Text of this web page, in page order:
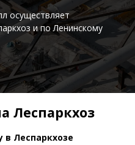
осуществляет
и по Ленинскому
Леспаркхоз
в Леспаркхозе